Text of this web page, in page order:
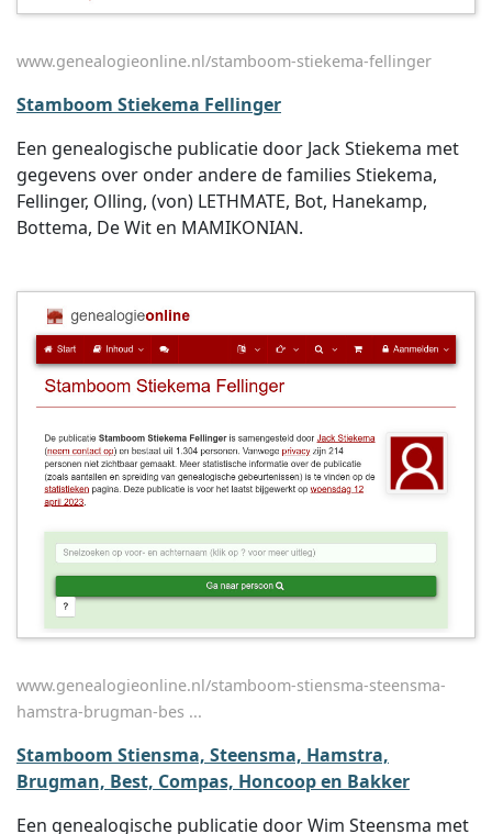
www.genealogieonline.nl/stamboom-stiekema-fellinger
Stamboom Stiekema Fellinger
Een genealogische publicatie door Jack Stiekema met
gegevens over onder andere de families Stiekema,
Fellinger, Olling, (von) LETHMATE, Bot, Hanekamp,
Bottema, De Wit en MAMIKONIAN.
www.genealogieonline.nl/stamboom-stiensma-steensma-
hamstra-brugman-bes ...
Stamboom Stiensma, Steensma, Hamstra,
Brugman, Best, Compas, Honcoop en Bakker
Een genealogische publicatie door Wim Steensma met